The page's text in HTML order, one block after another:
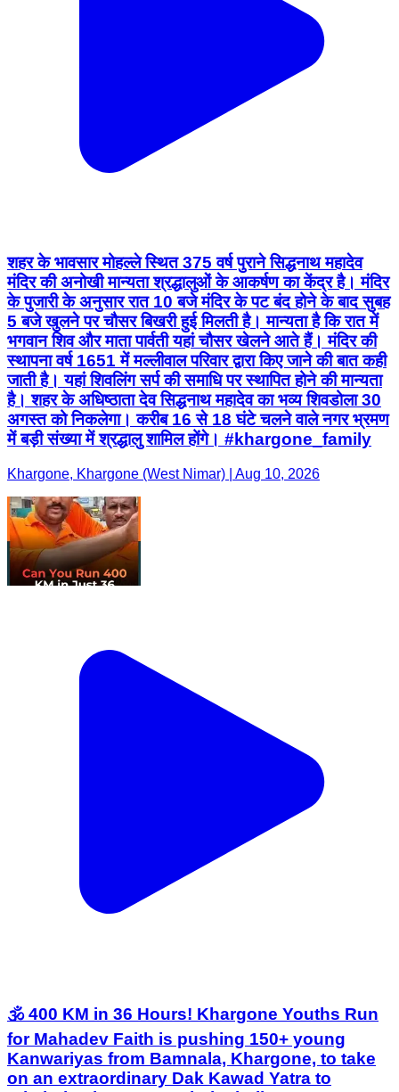
शहर के भावसार मोहल्ले स्थित 375 वर्ष पुराने सिद्धनाथ महादेव
मंदिर की अनोखी मान्यता श्रद्धालुओं के आकर्षण का केंद्र है। मंदिर
के पुजारी के अनुसार रात 10 बजे मंदिर के पट बंद होने के बाद सुबह
5 बजे खुलने पर चौसर बिखरी हुई मिलती है। मान्यता है कि रात में
भगवान शिव और माता पार्वती यहां चौसर खेलने आते हैं। मंदिर की
स्थापना वर्ष 1651 में मल्लीवाल परिवार द्वारा किए जाने की बात कही
जाती है। यहां शिवलिंग सर्प की समाधि पर स्थापित होने की मान्यता
है। शहर के अधिष्ठाता देव सिद्धनाथ महादेव का भव्य शिवडोला 30
अगस्त को निकलेगा। करीब 16 से 18 घंटे चलने वाले नगर भ्रमण
में बड़ी संख्या में श्रद्धालु शामिल होंगे। #khargone_family
Khargone, Khargone (West Nimar) | Aug 10, 2026
🕉️ 400 KM in 36 Hours! Khargone Youths Run
for Mahadev Faith is pushing 150+ young
Kanwariyas from Bamnala, Khargone, to take
on an extraordinary Dak Kawad Yatra to